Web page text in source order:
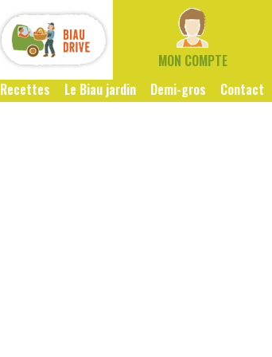
MON COMPTE
Recettes Le Biau jardin Demi-gros Contact